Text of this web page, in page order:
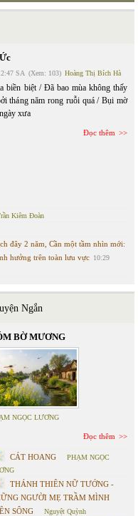
SA (Xem: 103) Hoàng Thị Bích Hà
biền biệt / Đã bao mùa không thấy
tháng năm rong ruỗi quá / Bụi mờ
xưa
Đọc thêm
Kiêm Đoàn
đây 2 năm, Cần một tầm nhìn mới:
hưởng trên toàn lưu vực 10:29
Ngắn
BỜ MƯƠNG
NGỌC LƯƠNG
Đọc thêm
CÁT HOANG
PHẠM NGỌC
THÁNH THIÊN NỮ TƯỚNG -
NGƯỜI MẸ TRẦM MÌNH
SÔNG
Nguyệt Quỳnh